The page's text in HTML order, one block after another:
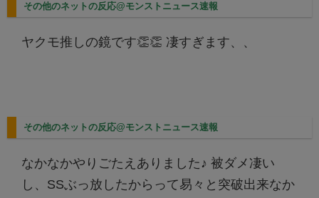
その他のネットの反応@モンストニュース速報
ヤクモ推しの鏡です👏👏 凄すぎます、、
その他のネットの反応@モンストニュース速報
なかなかやりごたえありました♪ 被ダメ凄い
し、SSぶっ放したからって易々と突破出来なか